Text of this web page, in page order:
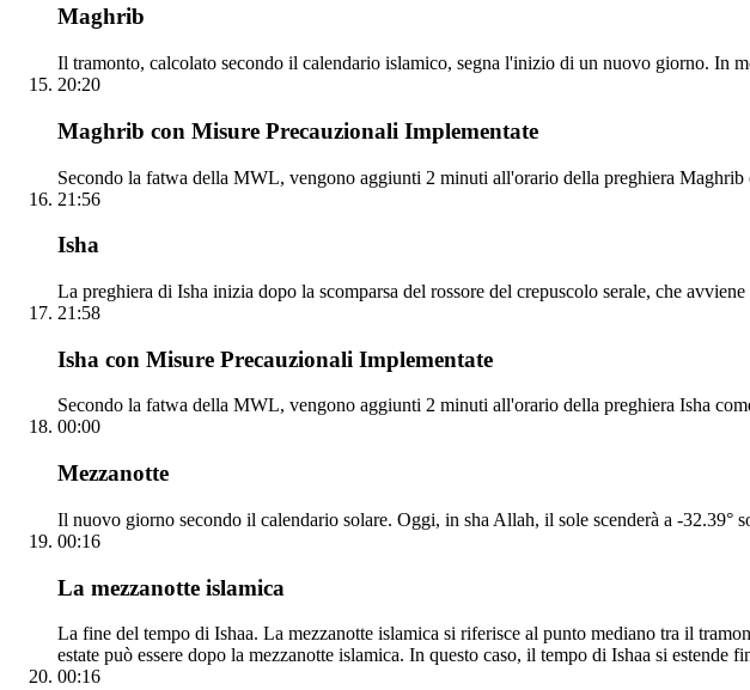
Maghrib
Il tramonto, calcolato secondo il calendario islamico, segna l'inizio di un nuovo giorno. In
20:20
Maghrib con Misure Precauzionali Implementate
Secondo la fatwa della MWL, vengono aggiunti 2 minuti all'orario della preghiera Maghrib
21:56
Isha
La preghiera di Isha inizia dopo la scomparsa del rossore del crepuscolo serale, che
21:58
Isha con Misure Precauzionali Implementate
Secondo la fatwa della MWL, vengono aggiunti 2 minuti all'orario della preghiera Isha
00:00
Mezzanotte
Il nuovo giorno secondo il calendario solare. Oggi, in sha Allah, il sole scenderà a -
00:16
La mezzanotte islamica
La fine del tempo di Ishaa. La mezzanotte islamica si riferisce al punto mediano tra il
estate può essere dopo la mezzanotte islamica. In questo caso, il tempo di Ishaa si estende
00:16